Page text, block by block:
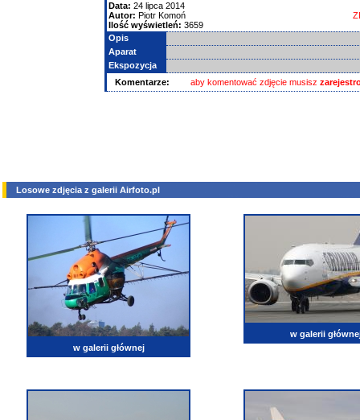
Data: 24 lipca 2014
Autor: Piotr Komoń
Ilość wyświetleń: 3659
Opis
Aparat
Ekspozycja
Komentarze:
aby komentować zdjęcie musisz
Losowe zdjęcia z galerii Airfoto.pl
w galerii głównej
w galerii